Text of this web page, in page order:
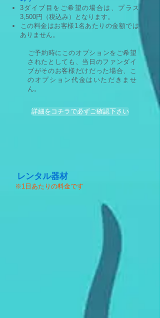
​3ダイブ目をご希望の場合は、プラス
3,500円（税込み）となります。
​この料金はお客様1名あたりの金額では
ありません。
​ご予約時にこのオプションをご希望
されたとしても、当日のファンダイ
ブがそのお客様だけだった場合、こ
のオプション代金はいただきませ
ん。
詳細をコチラで必ずご確認下さい
レンタル器材
​※1日あたりの料金です